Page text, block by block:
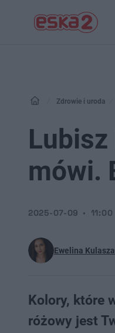
Zdrowie i uroda
mówi.
Ewelina Kulasza
2025-07-09 11:00
Kolory, które
różowy jest